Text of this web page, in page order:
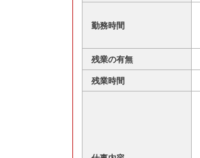
勤務時間
残業の有無
残業時間